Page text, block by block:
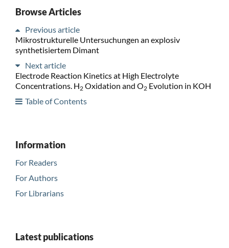
Browse Articles
Previous article
Mikrostrukturelle Untersuchungen an explosiv
synthetisiertem Dimant
Next article
Electrode Reaction Kinetics at High Electrolyte
Concentrations. H2Oxidation and O2Evolution in KOH
Table of Contents
Information
For Readers
For Authors
For Librarians
Latest publications